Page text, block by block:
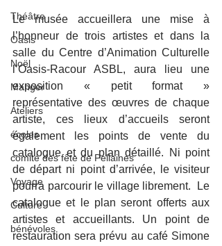
Théâtre
Oasis
Noël
Manger
Ateliers
écoles
comité des fête de Pellaines
Voyage
Culture
bénévoles
Le musée accueillera une mise à
l’honneur de trois artistes et dans la
salle du Centre d’Animation Culturelle
l’Oasis-Racour ASBL, aura lieu une
exposition « petit format »
représentative des œuvres de chaque
artiste, ces lieux d’accueils seront
également les points de vente du
catalogue et du plan détaillé. Ni point
de départ ni point d’arrivée, le visiteur
pourra parcourir le village librement.  Le
catalogue et le plan seront offerts aux
artistes et accueillants. Un point de
restauration sera prévu au café Simone